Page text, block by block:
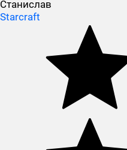
Станислав
Starcraft